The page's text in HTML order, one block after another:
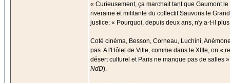
« Curieusement, ça marchait tant que Gaumont
riveraine et militante du collectif Sauvons le
justice: « Pourquoi, depuis deux ans, n'y a-t-il
Coté cinéma, Besson, Corneau, Luchini,
pas. A l'Hôtel de Ville, comme dans le XIIIe, on «
désert culturel et Paris ne manque pas de salles
NdD).